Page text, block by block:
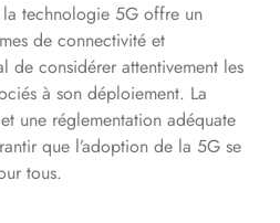
technologie 5G offre un
de connectivité et
de considérer attentivement les
à son déploiement. La
une réglementation adéquate
que l’adoption de la 5G se
tous.